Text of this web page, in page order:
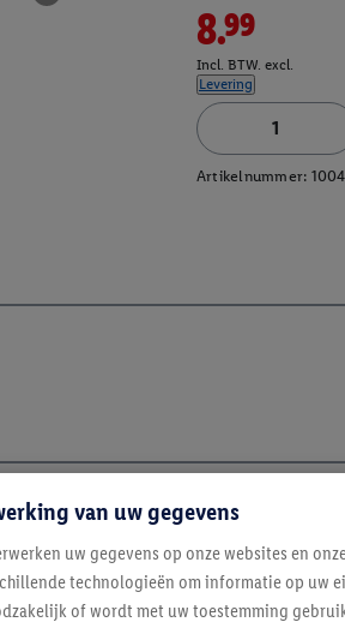
8.99
Incl. BTW. excl.
Levering
Artikelnummer:
Blijf op de
Schrijf je in op de
van uw gegevens
uw gegevens op onze websites en
technologieën om informatie op uw
of wordt met uw toestemming